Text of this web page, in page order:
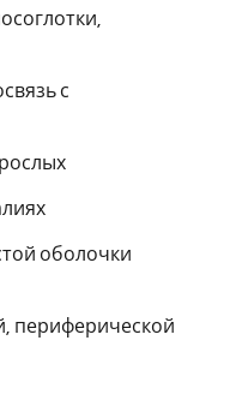
с
оболочки
периферической